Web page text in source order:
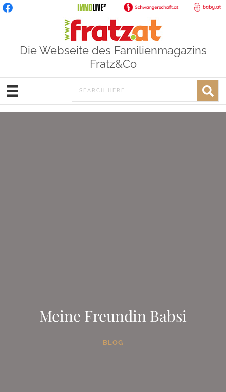
Die Webseite des Familienmagazins
Fratz&Co
Meine Freundin Babsi
BLOG